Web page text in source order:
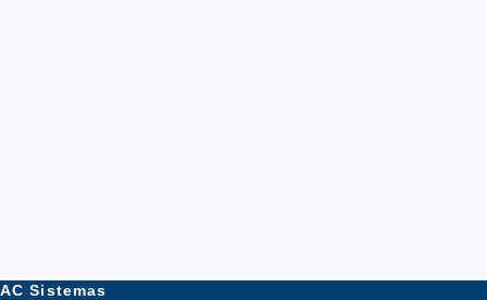
AC Sistemas